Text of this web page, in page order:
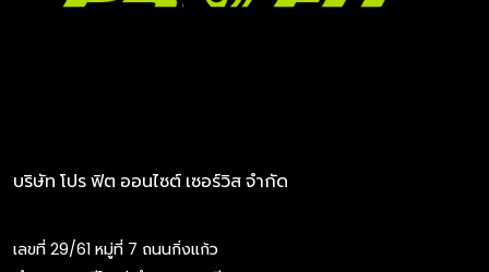
บริษัท โปร ฟิต ออนไซต์ เซอร์วิส จำกัด
เลขที่ 29/61 หมู่ที่ 7 ถนนกิ่งแก้ว